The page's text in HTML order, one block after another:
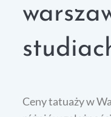
Ceny tatuaży w